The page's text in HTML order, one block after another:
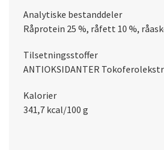
Analytiske bestanddeler
Råprotein 25 %, råfett 10 %,
Tilsetningsstoffer
ANTIOKSIDANTER
Kalorier
341,7 kcal/100 g